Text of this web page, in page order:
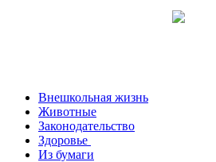
Внешкольная жизнь
Животные
Законодательство
Здоровье
Из бумаги